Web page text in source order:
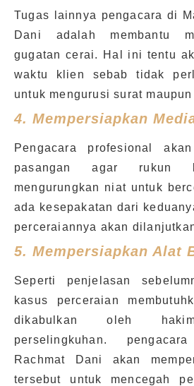
Tugas lainnya pengacara di
Dani adalah membantu
gugatan cerai. Hal ini tentu
waktu klien sebab tidak
untuk mengurusi surat
4. Mempersiapkan
Pengacara profesional
pasangan agar rukun
mengurungkan niat untuk
ada kesepakatan dari
perceraiannya akan
5. Mempersiapkan Alat
Seperti penjelasan
kasus perceraian
dikabulkan oleh
perselingkuhan.
Rachmat Dani akan
tersebut untuk mencegah